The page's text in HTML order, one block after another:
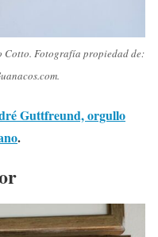
Cotto. Fotografía propiedad de:
Guttfreund, orgullo
.